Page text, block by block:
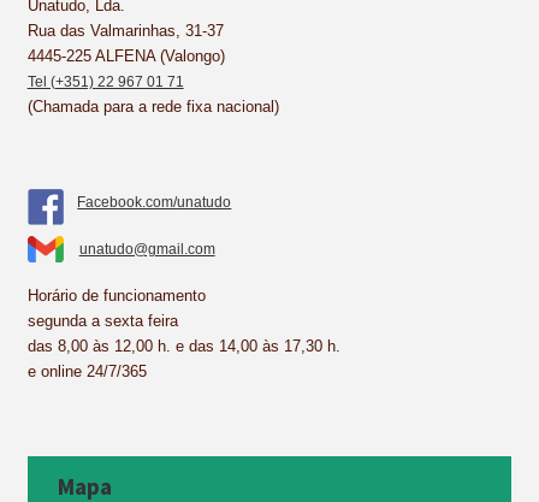
t
Unatudo, Lda.
Rua das Valmarinhas, 31-37
4445-225 ALFENA (Valongo)
Tel (+351) 22 967 01 71
(Chamada para a rede fixa nacional)
Facebook.com/unatudo
unatudo@gmail.com
Horário de funcionamento
segunda a sexta feira
das 8,00 às 12,00 h. e das 14,00 às 17,30 h.
e online 24/7/365
Mapa